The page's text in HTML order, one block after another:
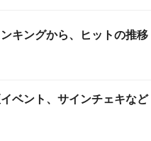
キングから、ヒットの推移
ベント、サインチェキなど